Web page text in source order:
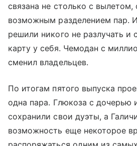
связана не столько с вылетом,
возможным разделением пар.
решили никого не разлучать и
карту у себя. Чемодан с
сменил владельцев.
По итогам пятого выпуска
одна пара. Глюкоза с дочерью
сохранили свои дуэты, а
возможность еще некоторое